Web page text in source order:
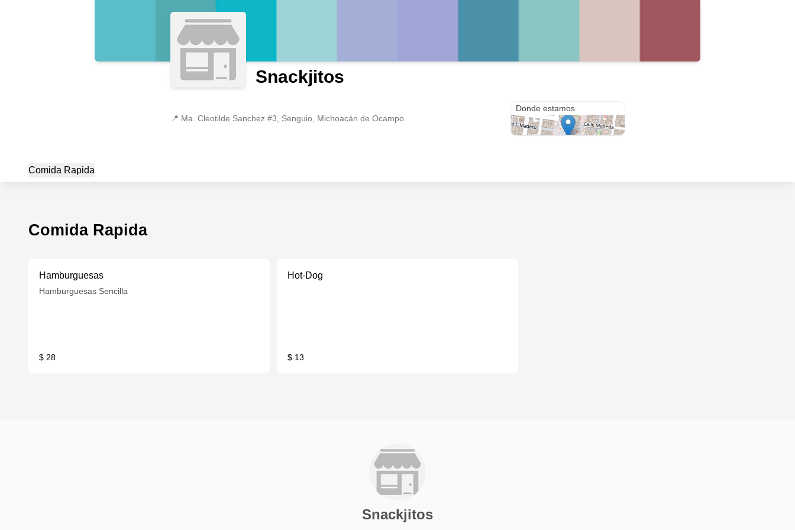
Snackjitos
📍 Ma. Cleotilde Sanchez #3, Senguio, Michoacán de Ocampo
Donde estamos
Comida Rapida
Comida Rapida
Hamburguesas
Hamburguesas Sencilla
$ 28
Hot-Dog
$ 13
Snackjitos